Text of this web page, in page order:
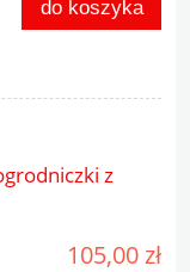
do koszyka
z
105,00 zł